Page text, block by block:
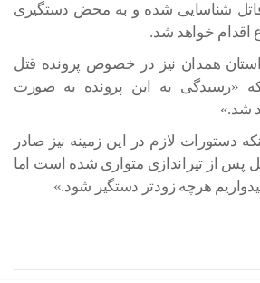
شناسایی شده و به محض دستگیری
اقدام خواهد شد.
همدان نیز در خصوص پرونده قتل
«رسیدگی به این پرونده به صورت
شد.»
دستورات لازم در این زمینه نیز صادر
پس از تیراندازی متواری شده است اما
هرچه زودتر دستگیر شود.»